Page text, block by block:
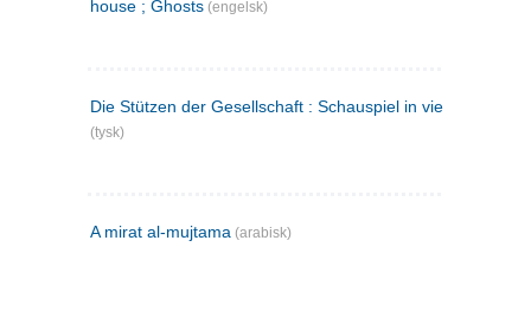
house ; Ghosts (engelsk)
Die Stützen der Gesellschaft : Schauspiel in vier Aufzügen
(tysk)
A mirat al-mujtama (arabisk)